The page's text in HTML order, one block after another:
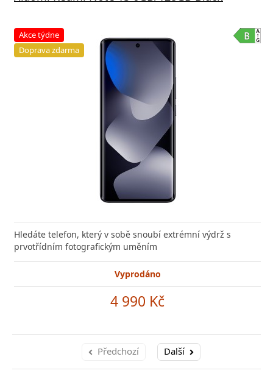
Akce týdne
Doprava zdarma
Hledáte telefon, který v sobě snoubí extrémní výdrž s
prvotřídním fotografickým uměním
Vyprodáno
4 990 Kč
Předchozí Další